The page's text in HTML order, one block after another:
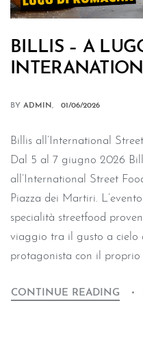
BILLIS – A
BY ADMIN 01/06/2026
Billis all’International
Dal 5 al 7 giugno 2026
all’International Street
Piazza dei Martiri.
specialità streetfood
viaggio tra il gusto a cielo
protagonista con il proprio
CONTINUE READING